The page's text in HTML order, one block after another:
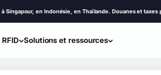
en Indonésie, en Thaïlande. Douanes et taxes prises en
Solutions et ressources